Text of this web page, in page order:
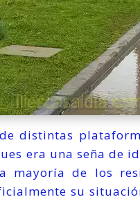
distintas
era una seña de
mayoría de los
su